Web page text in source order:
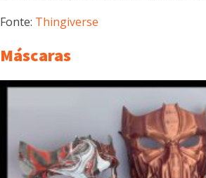
Fonte: Thingiverse
Máscaras